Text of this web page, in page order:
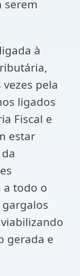
serem
à
pela
ligados
Fiscal e
estar
a todo o
gerada e